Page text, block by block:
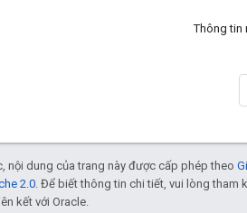
Thông tin
nội dung của trang này được cấp phép theo
2.0 . Để biết thông tin chi tiết, vui lòng tham
kết với Oracle.